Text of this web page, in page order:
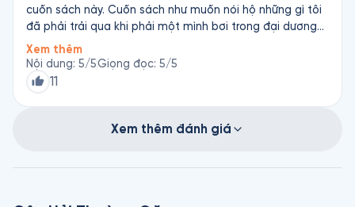
cuốn sách này. Cuốn sách như muốn nói hộ những gì tôi
đã phải trải qua khi phải một mình bơi trong đại dương
đen thăm thẳm, nơi mà hằng ngày tôi phải đối diện với
những câu hỏi đầy hoài nghi về chính bản thân mình, nơi
mà tôi phải vật lộn với những ánh mắt quan ngại của
mọi người khi họ nghĩ tôi "có bệnh", nơi mà tôi phải
chống chọi với những cảm xúc tôi chẳng biết gọi là gì,
nơi mà tôi cảm thấy việc tự làm hại bản thân lại sung
Xem thêm
Nội dung: 5/5Giọng đọc: 5/5
11
Xem thêm đánh giá